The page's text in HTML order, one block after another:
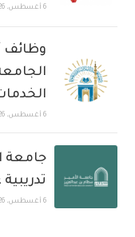
6 أغسطس، 2026
وظائف
6 أغسطس، 2026
جامعة
تدريبية
6 أغسطس، 2026